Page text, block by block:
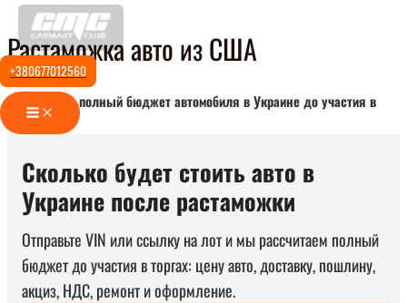
Перейти
к
содержимому
+380677012560
Main
Menu
Растаможка авто из США
Рассчитайте полный бюджет автомобиля в Украине до участия в
торгах
Сколько будет стоить авто в
Украине после растаможки
Отправьте VIN или ссылку на лот и мы рассчитаем полный
бюджет до участия в торгах: цену авто, доставку, пошлину,
акциз, НДС, ремонт и оформление.